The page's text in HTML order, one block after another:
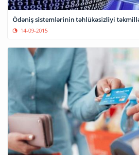
Ödəniş sistemlərinin təhlükəsizliyi
14-09-2015